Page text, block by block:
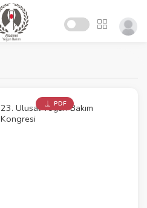
23. Ulusal Yoğun Bakım
Kongresi
PDF